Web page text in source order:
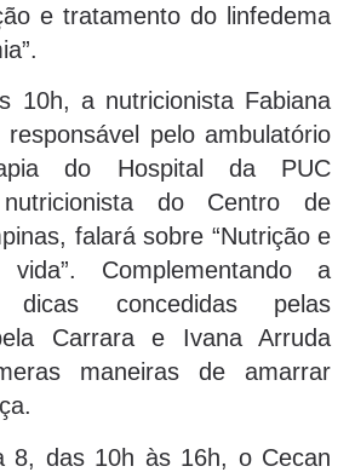
e tratamento do linfedema
10h, a nutricionista Fabiana
pelo ambulatório
do Hospital da PUC
do Centro de
falará sobre “Nutrição e
Complementando a
dicas concedidas pelas
Carrara e Ivana Arruda
maneiras de amarrar
8, das 10h às 16h, o Cecan